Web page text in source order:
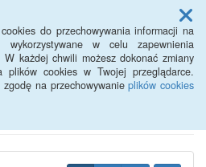
do przechowywania informacji na
w celu zapewnienia
W każdej chwili możesz dokonać zmiany
plików cookies w Twojej przeglądarce.
zgodę na przechowywanieplików cookies
Menu
Miejski